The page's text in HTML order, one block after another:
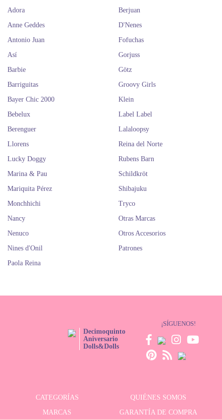
Adora
Anne Geddes
Antonio Juan
Así
Barbie
Barriguitas
Bayer Chic 2000
Bebelux
Berenguer
Berjuan
D'Nenes
Fofuchas
Gorjuss
Götz
Groovy Girls
Klein
Label Label
Lalaloopsy
Llorens
Lucky Doggy
Marina & Pau
Mariquita Pérez
Monchhichi
Nancy
Nenuco
Nines d'Onil
Paola Reina
Reina del Norte
Rubens Barn
Schildkröt
Shibajuku
Tryco
Otras Marcas
Otros Accesorios
Patrones
Decimoquinto
Aniversario
Dolls&Dolls
¡SÍGUENOS!
CATEGORÍAS
QUIÉNES SOMOS
MARCAS
GARANTÍA DE COMPRA